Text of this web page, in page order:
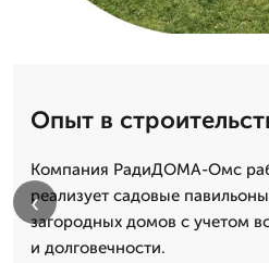
Опыт в
Компания РадиДОМА-Омс
реализует садовые
загородных домов с учетом
и долговечности.
‹